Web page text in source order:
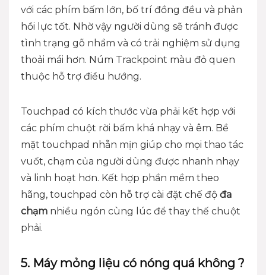
với các phím bấm lớn, bố trí đồng đều và phản
hồi lực tốt. Nhờ vậy người dùng sẽ tránh được
tình trạng gõ nhầm và có trải nghiệm sử dụng
thoải mái hơn. Núm Trackpoint màu đỏ quen
thuộc hỗ trợ điều hướng.
Touchpad có kích thước vừa phải kết hợp với
các phím chuột rời bấm khá nhạy và êm. Bề
mặt touchpad nhẵn mịn giúp cho mọi thao tác
vuốt, chạm của người dùng được nhanh nhạy
và linh hoạt hơn. Kết hợp phần mềm theo
hãng, touchpad còn hỗ trợ cài đặt chế độ đa
chạm nhiều ngón cùng lúc để thay thế chuột
phải.
5. Máy mỏng liệu có nóng quá không ?